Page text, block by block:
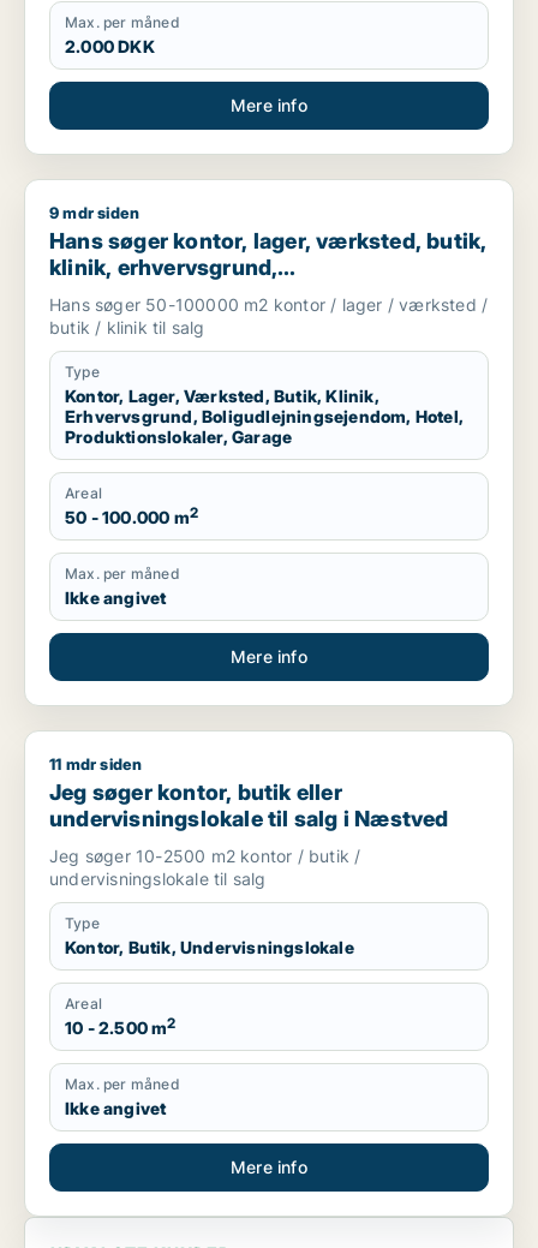
Max. per måned
2.000 DKK
Mere info
Hans søger kontor, lager, værksted, butik, klinik,
9 mdr siden
Hans søger kontor, lager, værksted, butik,
klinik, erhvervsgrund,
boligudlejningsejendom, hotel,
produktionslokaler eller garage til salg i
Region Sjælland
Hans søger 50-100000 m2 kontor / lager / værksted /
butik / klinik til salg
Type
Kontor, Lager, Værksted, Butik, Klinik,
Erhvervsgrund, Boligudlejningsejendom, Hotel,
Produktionslokaler, Garage
Areal
50 - 100.000 m2
Max. per måned
Ikke angivet
Mere info
Jeg søger kontor, butik eller undervisningslokale til salg i
11 mdr siden
Jeg søger kontor, butik eller
undervisningslokale til salg i Næstved
Jeg søger 10-2500 m2 kontor / butik /
undervisningslokale til salg
Type
Kontor, Butik, Undervisningslokale
Areal
10 - 2.500 m2
Max. per måned
Ikke angivet
Mere info